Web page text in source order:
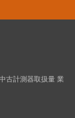
古計測器取扱量 業